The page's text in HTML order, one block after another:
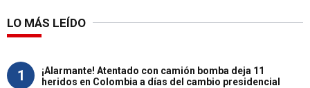
LO MÁS LEÍDO
1
¡Alarmante! Atentado con camión bomba deja 11
heridos en Colombia a días del cambio presidencial